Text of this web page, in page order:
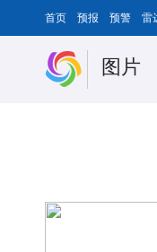
首页 预报 预警 雷
图片